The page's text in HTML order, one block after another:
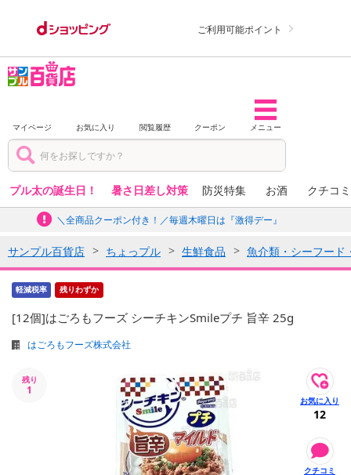
ご利用可能ポイント
マイページ お気に入り 閲覧履歴 クーポン メニュー
プル太の誕生日！ 暑さ日差し対策 防災特集 お酒 クチコ
＼全商品クーポン付き！／毎週木曜日は『激得デー』
サンプル百貨店 ちょっプル 生鮮食品 魚介類・シーフード
軽減税率 残りわずか
[12個]はごろもフーズ シーチキンSmileプチ 旨辛 25g
はごろもフーズ株式会社
残り
1
12